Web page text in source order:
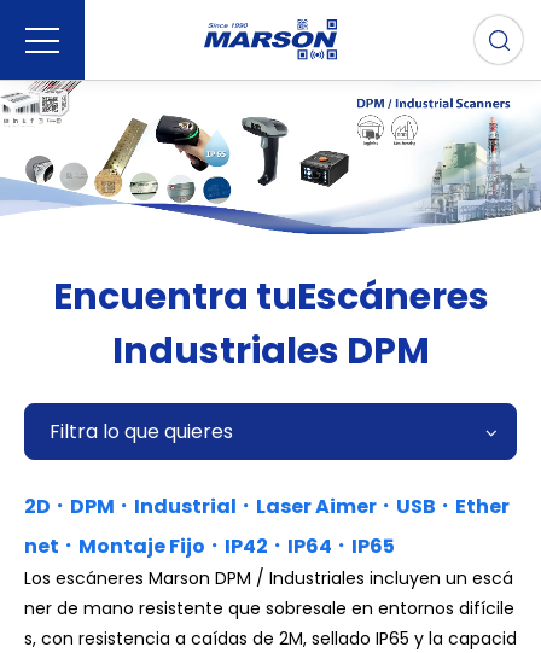
Encuentra tuEscáneres
Industriales DPM
Filtra lo que quieres
2D．DPM．Industrial．Laser Aimer．USB．Ether
net．Montaje Fijo．IP42．IP64．IP65
Los escáneres Marson DPM / Industriales incluyen un escá
ner de mano resistente que sobresale en entornos difícile
s, con resistencia a caídas de 2M, sellado IP65 y la capacid